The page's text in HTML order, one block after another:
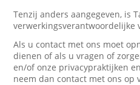
Tenzij anders aangegeven, is
verwerkingsverantwoordelijke
Als u contact met ons moet
dienen of als u vragen of
en/of onze privacypraktijken
neem dan contact met ons op